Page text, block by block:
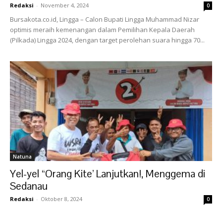
Redaksi - November 4, 2024 0
Bursakota.co.id, Lingga – Calon Bupati Lingga Muhammad Nizar
optimis meraih kemenangan dalam Pemilihan Kepala Daerah
(Pilkada) Lingga 2024, dengan target perolehan suara hingga 70...
Natuna
Yel-yel “Orang Kite’ Lanjutkan!, Menggema di
Sedanau
Redaksi - Oktober 8, 2024 0